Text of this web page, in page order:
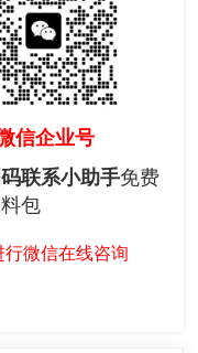
信企业号
联系小助手免费
包
微信在线咨询